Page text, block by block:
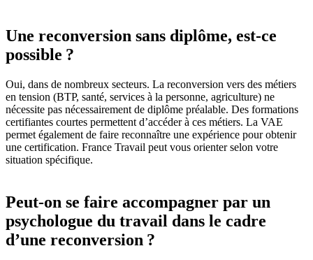
Une reconversion sans diplôme, est-ce
possible ?
Oui, dans de nombreux secteurs. La reconversion vers des métiers
en tension (BTP, santé, services à la personne, agriculture) ne
nécessite pas nécessairement de diplôme préalable. Des formations
certifiantes courtes permettent d’accéder à ces métiers. La VAE
permet également de faire reconnaître une expérience pour obtenir
une certification. France Travail peut vous orienter selon votre
situation spécifique.
Peut-on se faire accompagner par un
psychologue du travail dans le cadre
d’une reconversion ?